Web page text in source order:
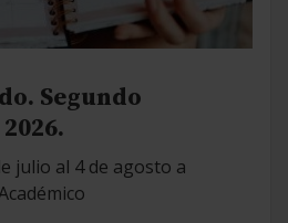
Segundo
julio al 4 de agosto a